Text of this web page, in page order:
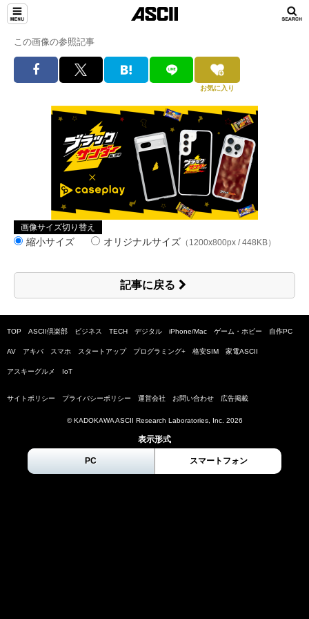
この画像の参照記事
お気に入り
画像サイズ切り替え
縮小サイズ オリジナルサイズ （1200x800px / 448KB）
記事に戻る
TOP ASCII倶楽部 ビジネス TECH デジタル iPhone/Mac ゲーム・ホビー 自作PC
AV アキバ スマホ スタートアップ プログラミング+ 格安SIM 家電ASCII
アスキーグルメ IoT
サイトポリシー プライバシーポリシー 運営会社 お問い合わせ 広告掲載
© KADOKAWA ASCII Research Laboratories, Inc. 2026
表示形式
PC スマートフォン